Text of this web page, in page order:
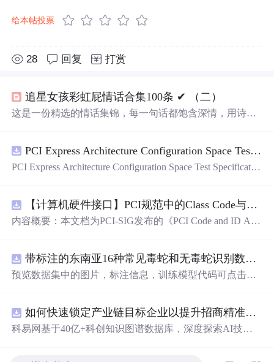
给本帖投票
28 回复 打赏
追星女孩彩虹屁情话合集100条 ✔︎ （二）
这是一份精选的情话集锦，每一句话都饱含深情，用诗意
的思念与热爱。
PCI Express Architecture Configuration Space Test Specification Revision 5.0, Version 1.0 (CB).pdf
PCI Express Architecture Configuration Space Test Specificatio
【计算机硬件接口】PCI规范中的Class Code与Capability ID分配：设备功能分类及扩展能力标识系统设计
内容概要：本文档为PCI-SIG发布的《PCI Code and ID Assi
ity IDs）以
带标注的东南亚16种常见毒蛇和无毒蛇识别数据集， 识别率73.4%，7593张图，支持yolo
预览数据集中的图片，标注信息，训练模型代码可点击查
免费咨询，主页获取作者联系方式
如何快速锁定产业链目标企业以提升招商精准度？.docx
科易网基于40亿+科创知识图谱数据库，深度探索AI技术